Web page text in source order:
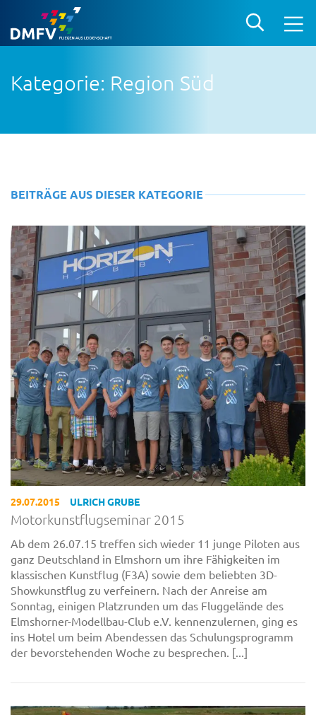
Kategorie: Region Süd
BEITRÄGE AUS DIESER KATEGORIE
29.07.2015 ULRICH GRUBE
Motorkunstflugseminar 2015
Ab dem 26.07.15 treffen sich wieder 11 junge Piloten aus
ganz Deutschland in Elmshorn um ihre Fähigkeiten im
klassischen Kunstflug (F3A) sowie dem beliebten 3D-
Showkunstflug zu verfeinern. Nach der Anreise am
Sonntag, einigen Platzrunden um das Fluggelände des
Elmshorner-Modellbau-Club e.V. kennenzulernen, ging es
ins Hotel um beim Abendessen das Schulungsprogramm
der bevorstehenden Woche zu besprechen. [...]